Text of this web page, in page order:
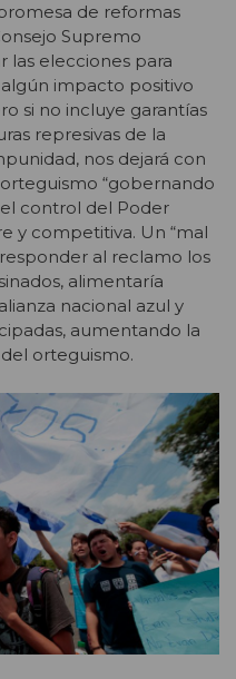
de reformas
Supremo
las elecciones para
impacto positivo
si no incluye garantías
represivas de la
nos dejará con
“gobernando
el control del Poder
y competitiva. Un “mal
al reclamo los
alimentaría
nacional azul y
aumentando la
orteguismo.